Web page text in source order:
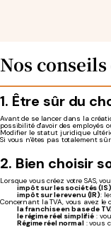
Nos
1. Être sûr du
Avant de se lancer dans la
possibilité d'avoir des employés
Modifier le statut juridique
Si vous n'êtes pas totalement
2. Bien choisir
Lorsque vous créez votre SAS,
impôt sur les sociétés (IS)
impôt sur le revenu (IR):
Concernant la TVA, vous avez le
la franchise en base de
le régime réel simplifié :
Régime réel normal: vous